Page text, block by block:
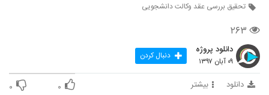
تحقیق بررسی عقد وکالت دانشجویی
۲۶۳
دانلود پروژه
۰۹ آبان ۱۳۹۷ دنبال کردن
دانلود بیشتر ۰ ۰